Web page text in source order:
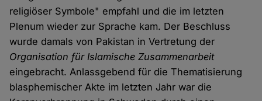
religiöser Symbole" empfahl und die im letzten
Plenum wieder zur Sprache kam. Der Beschluss
wurde damals von Pakistan in Vertretung der
Organisation für Islamische Zusammenarbeit
eingebracht. Anlassgebend für die Thematisierung
blasphemischer Akte im letzten Jahr war die